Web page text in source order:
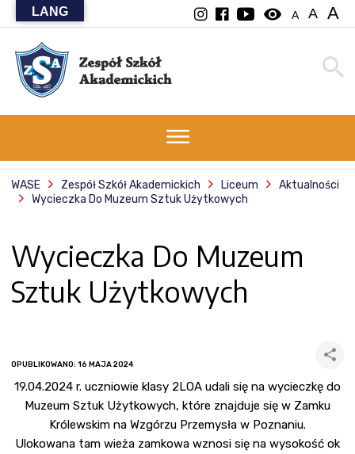
visibility A A A
WASE Zespół Szkół Akademickich Liceum
Aktualności
Wycieczka Do Muzeum Sztuk Użytkowych
Wycieczka Do Muzeum
Sztuk Użytkowych
OPUBLIKOWANO: 16 MAJA 2024
19.04.2024 r. uczniowie klasy 2LOA udali się na wycieczkę do
Muzeum Sztuk Użytkowych, które znajduje się w Zamku
Królewskim na Wzgórzu Przemysła w Poznaniu.
Ulokowana tam wieża zamkowa wznosi się na wysokość ok
LANG